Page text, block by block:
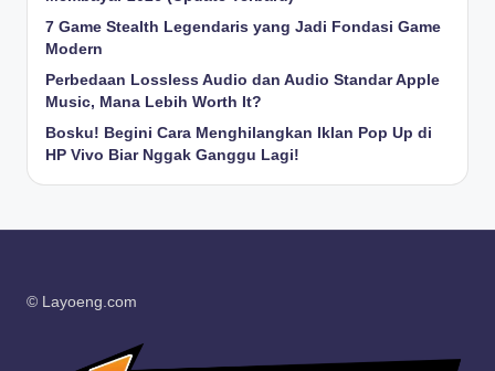
7 Game Stealth Legendaris yang Jadi Fondasi Game
Modern
Perbedaan Lossless Audio dan Audio Standar Apple
Music, Mana Lebih Worth It?
Bosku! Begini Cara Menghilangkan Iklan Pop Up di
HP Vivo Biar Nggak Ganggu Lagi!
© Layoeng.com